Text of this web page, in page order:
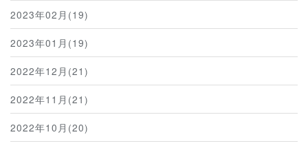
2023年02月(19)
2023年01月(19)
2022年12月(21)
2022年11月(21)
2022年10月(20)